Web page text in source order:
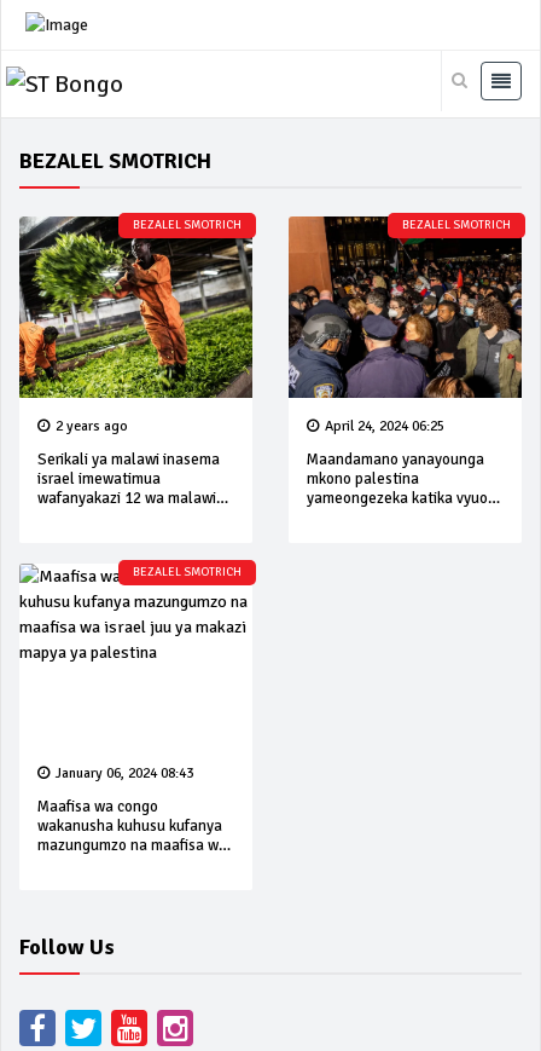
BEZALEL SMOTRICH
BEZALEL SMOTRICH
2 years ago
Serikali ya malawi inasema
israel imewatimua
wafanyakazi 12 wa malawi
BEZALEL SMOTRICH
April 24, 2024 06:25
Maandamano yanayounga
mkono palestina
yameongezeka katika vyuo
BEZALEL SMOTRICH
January 06, 2024 08:43
Maafisa wa congo
wakanusha kuhusu kufanya
mazungumzo na maafisa wa
Follow Us